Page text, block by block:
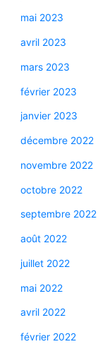
mai 2023
avril 2023
mars 2023
février 2023
janvier 2023
décembre 2022
novembre 2022
octobre 2022
septembre 2022
août 2022
juillet 2022
mai 2022
avril 2022
février 2022